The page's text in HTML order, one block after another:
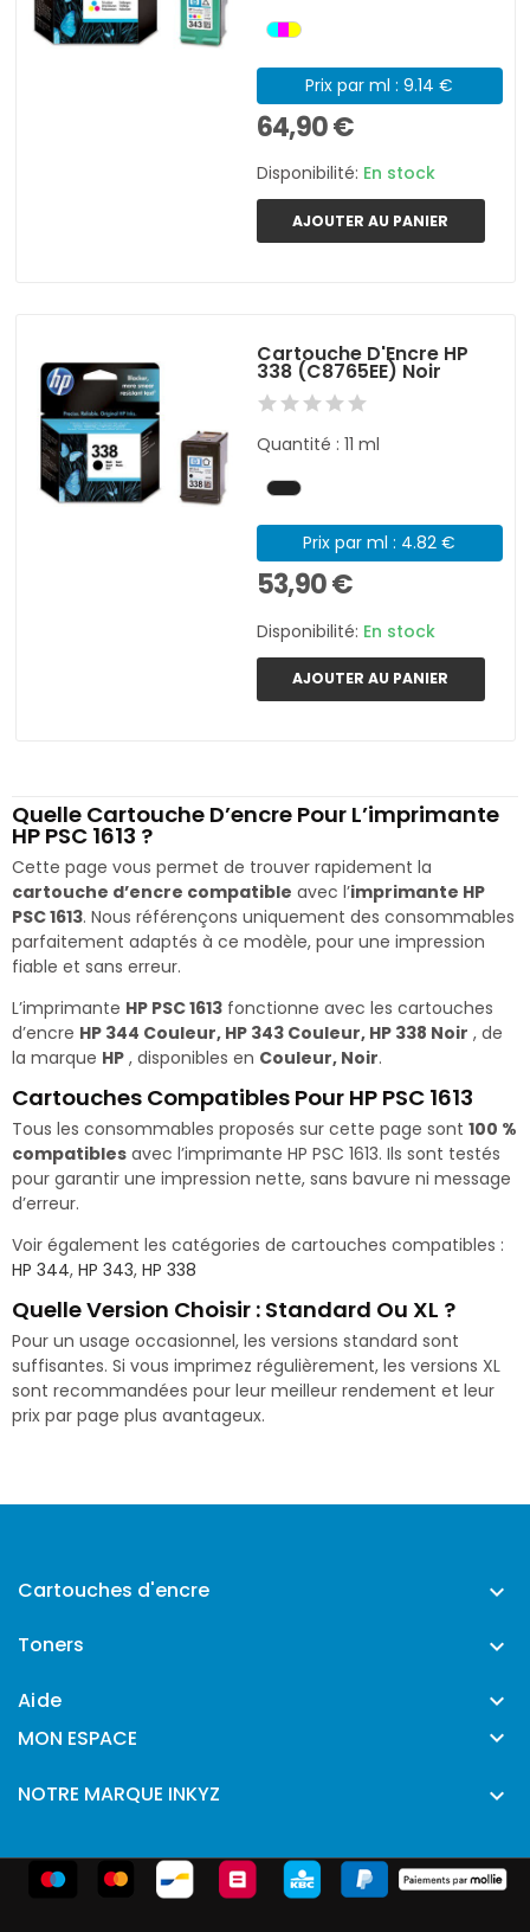
Prix par ml : 9.14 €
64,90 €
Disponibilité: En stock
AJOUTER AU PANIER
Cartouche D'Encre HP
338 (C8765EE) Noir
Quantité : 11 ml
Prix par ml : 4.82 €
53,90 €
Disponibilité: En stock
AJOUTER AU PANIER
Quelle Cartouche D’encre Pour L’imprimante
HP PSC 1613 ?
Cette page vous permet de trouver rapidement la
cartouche d’encre compatible avec l’imprimante HP
PSC 1613. Nous référençons uniquement des consommables
parfaitement adaptés à ce modèle, pour une impression
fiable et sans erreur.
L’imprimante HP PSC 1613 fonctionne avec les cartouches
d’encre HP 344 Couleur, HP 343 Couleur, HP 338 Noir , de
la marque HP , disponibles en Couleur, Noir.
Cartouches Compatibles Pour HP PSC 1613
Tous les consommables proposés sur cette page sont 100 %
compatibles avec l’imprimante HP PSC 1613. Ils sont testés
pour garantir une impression nette, sans bavure ni message
d’erreur.
Voir également les catégories de cartouches compatibles :
HP 344, HP 343, HP 338
Quelle Version Choisir : Standard Ou XL ?
Pour un usage occasionnel, les versions standard sont
suffisantes. Si vous imprimez régulièrement, les versions XL
sont recommandées pour leur meilleur rendement et leur
prix par page plus avantageux.
Cartouches d'encre 
Toners 
Aide 
MON ESPACE 
NOTRE MARQUE INKYZ 